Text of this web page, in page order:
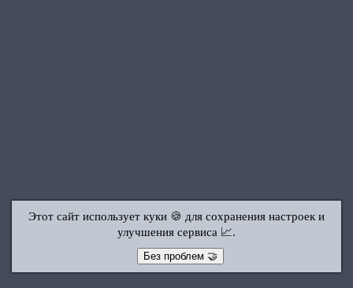
Этот сайт использует куки 🍪 для сохранения настроек и
улучшения сервиса 📈.
Без проблем 🤝